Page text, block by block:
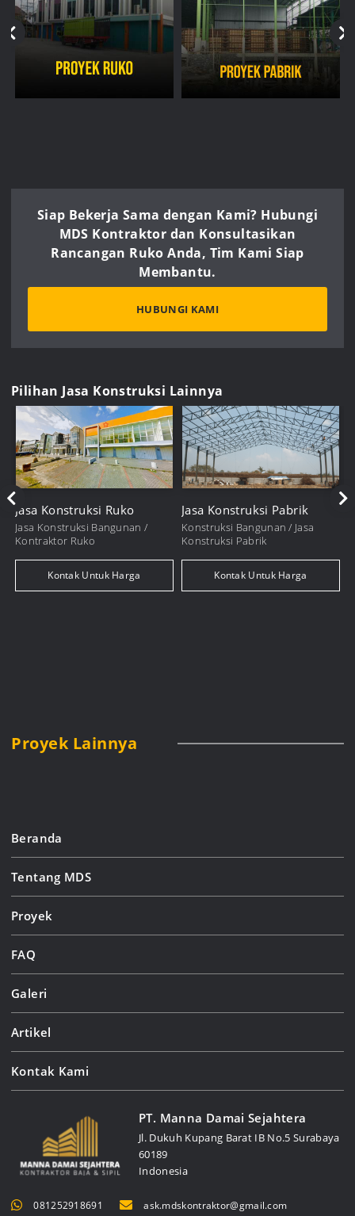
Siap Bekerja Sama dengan Kami? Hubungi
MDS Kontraktor dan Konsultasikan
Rancangan Ruko Anda, Tim Kami Siap
Membantu.
HUBUNGI KAMI
Pilihan Jasa Konstruksi Lainnya
Jasa Konstruksi Ruko
Jasa Konstruksi Bangunan /
Kontraktor Ruko
Kontak Untuk Harga
Jasa Konstruksi Pabrik
Konstruksi Bangunan / Jasa
Konstruksi Pabrik
Kontak Untuk Harga
Proyek Lainnya
Beranda
Tentang MDS
Proyek
FAQ
Galeri
Artikel
Kontak Kami
PT. Manna Damai Sejahtera
Jl. Dukuh Kupang Barat IB No.5 Surabaya
60189
Indonesia
081252918691 ask.mdskontraktor@gmail.com